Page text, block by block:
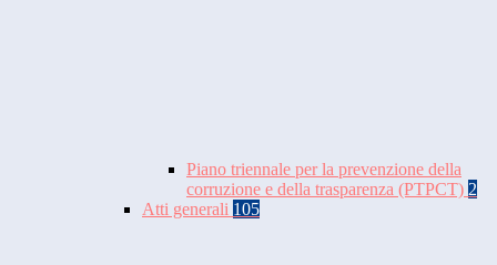
Piano triennale per la prevenzione della
corruzione e della trasparenza (PTPCT) 2
Atti generali 105